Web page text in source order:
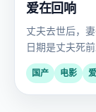
爱在回响
丈夫去世后，
日期是丈夫死
国产 电影